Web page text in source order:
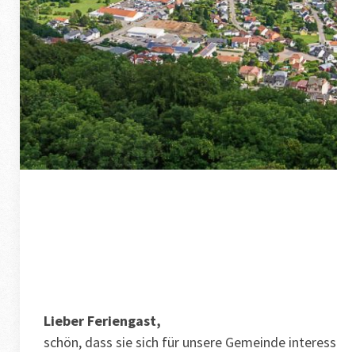
Lieber Feriengast,
schön, dass sie sich für unsere Gemeinde